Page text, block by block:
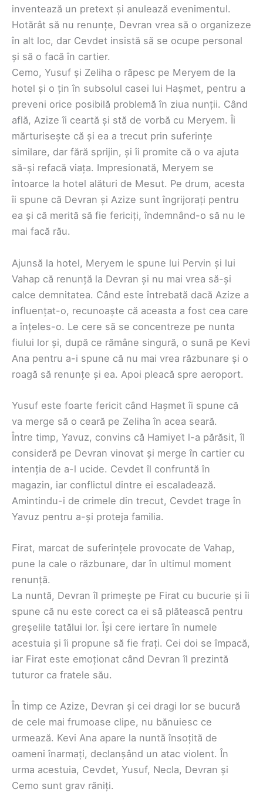
inventează un pretext și anulează evenimentul.
Hotărât să nu renunțe, Devran vrea să o organizeze
în alt loc, dar Cevdet insistă să se ocupe personal
și să o facă în cartier.
Cemo, Yusuf și Zeliha o răpesc pe Meryem de la
hotel și o țin în subsolul casei lui Hașmet, pentru a
preveni orice posibilă problemă în ziua nunții. Când
află, Azize îi ceartă și stă de vorbă cu Meryem. Îi
mărturisește că și ea a trecut prin suferințe
similare, dar fără sprijin, și îi promite că o va ajuta
să-și refacă viața. Impresionată, Meryem se
întoarce la hotel alături de Mesut. Pe drum, acesta
îi spune că Devran și Azize sunt îngrijorați pentru
ea și că merită să fie fericiți, îndemnând-o să nu le
mai facă rău.
Ajunsă la hotel, Meryem le spune lui Pervin și lui
Vahap că renunță la Devran și nu mai vrea să-și
calce demnitatea. Când este întrebată dacă Azize a
influențat-o, recunoaște că aceasta a fost cea care
a înțeles-o. Le cere să se concentreze pe nunta
fiului lor și, după ce rămâne singură, o sună pe Kevi
Ana pentru a-i spune că nu mai vrea răzbunare și o
roagă să renunțe și ea. Apoi pleacă spre aeroport.
Yusuf este foarte fericit când Hașmet îi spune că
va merge să o ceară pe Zeliha în acea seară.
Între timp, Yavuz, convins că Hamiyet l-a părăsit, îl
consideră pe Devran vinovat și merge în cartier cu
intenția de a-l ucide. Cevdet îl confruntă în
magazin, iar conflictul dintre ei escaladează.
Amintindu-i de crimele din trecut, Cevdet trage în
Yavuz pentru a-și proteja familia.
Firat, marcat de suferințele provocate de Vahap,
pune la cale o răzbunare, dar în ultimul moment
renunță.
La nuntă, Devran îl primește pe Firat cu bucurie și îi
spune că nu este corect ca ei să plătească pentru
greșelile tatălui lor. Își cere iertare în numele
acestuia și îi propune să fie frați. Cei doi se împacă,
iar Firat este emoționat când Devran îl prezintă
tuturor ca fratele său.
În timp ce Azize, Devran și cei dragi lor se bucură
de cele mai frumoase clipe, nu bănuiesc ce
urmează. Kevi Ana apare la nuntă însoțită de
oameni înarmați, declanșând un atac violent. În
urma acestuia, Cevdet, Yusuf, Necla, Devran și
Cemo sunt grav răniți.